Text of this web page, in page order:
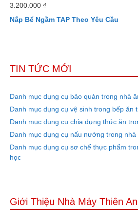
3.200.000 ₫
Nắp Bể Ngầm TAP Theo Yêu Cầu
TIN TỨC MỚI
Danh mục dụng cụ bảo quản trong nhà
Danh mục dụng cụ vệ sinh trong bếp ăn
Danh mục dụng cụ chia đựng thức ăn
Danh mục dụng cụ nấu nướng trong
Danh mục dụng cụ sơ chế thực phẩm
học
Giới Thiệu Nhà Máy Thiên